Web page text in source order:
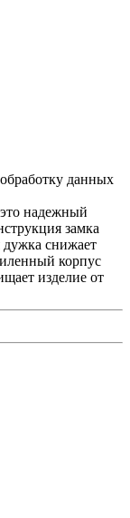
данных
надежный
замка
дужка снижает
корпус
изделие от